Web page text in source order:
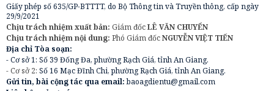
Giấy phép số 635/GP-BTTTT, do Bộ Thông tin và Truyền thông, cấp ngày
29/9/2021
Chịu trách nhiệm xuất bản: Giám đốcLÊ VĂN CHUYỂN
Chịu trách nhiệm nội dung: Phó Giám đốcNGUYỄN VIỆT TIẾN
Địa chỉ Tòa soạn:
- Cơ sở 1: Số 39 Đống Đa, phường Rạch Giá, tỉnh An Giang.
- Cơ sở 2: Số 16 Mạc Đĩnh Chi, phường Rạch Giá, tỉnh An Giang.
Gửi tin, bài cộng tác qua email:baoagdientu@gmail.com